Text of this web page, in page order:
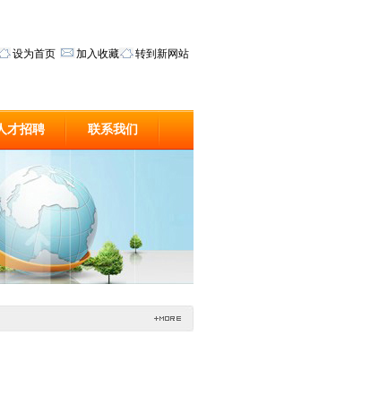
设为首页 加入收藏 转到新网站
才招聘 联系我们